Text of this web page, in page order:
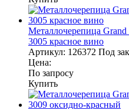
Металлочерепица
3005 красное вино
Артикул: 126372 Под
Цена:
По запросу
Купить